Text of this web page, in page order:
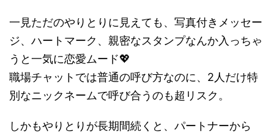
一見ただのやりとりに見えても、写真付きメッセー
ジ、ハートマーク、親密なスタンプなんか入っちゃ
うと一気に恋愛ムード💖
職場チャットでは普通の呼び方なのに、2人だけ特
別なニックネームで呼び合うのも超リスク。
しかもやりとりが長期間続くと、パートナーから